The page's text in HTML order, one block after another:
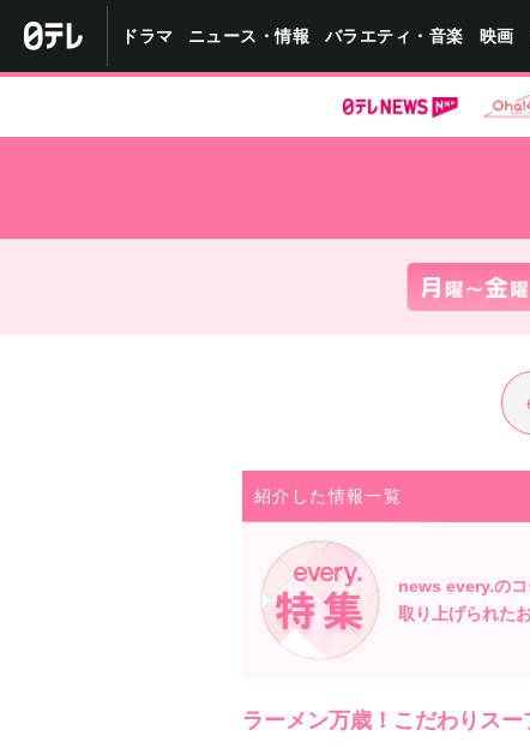
ドラマ ニュース・情報 バラエティ・音楽 映画
紹介した情報一覧
news every.の
取り上げられた
ラーメン万歳！こだわりスー